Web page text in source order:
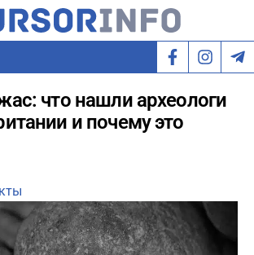
что нашли археологи
и почему это